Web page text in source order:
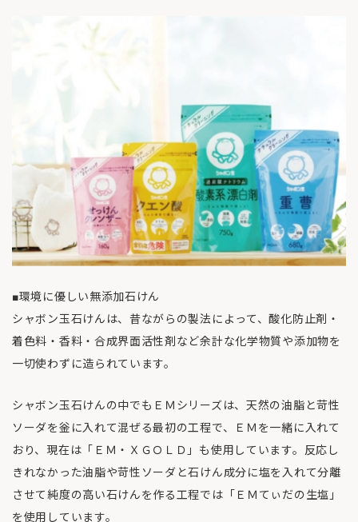
■環境に優しい無添加石けん
シャボン玉石けんは、昔ながらの製法によって、酸化防止剤・
着色料・香料・合成界面活性剤など余計な化学物質や添加物を
一切使わずに造られています。
シャボン玉石けんの中でもＥＭシリーズは、天然の油脂と苛性
ソーダを釡に入れて混ぜる最初の工程で、ＥＭを一緒に入れて
おり、現在は「ＥＭ・ＸＧＯＬＤ」も使用しています。反応し
きれなかった油脂や苛性ソーダと石けん成分に塩を入れて分離
させて純度の高い石けんを作る工程では「ＥＭてぃだの生塩」
を使用しています。